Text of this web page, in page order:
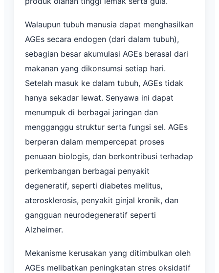
Walaupun tubuh manusia dapat menghasilkan
AGEs secara endogen (dari dalam tubuh),
sebagian besar akumulasi AGEs berasal dari
makanan yang dikonsumsi setiap hari.
Setelah masuk ke dalam tubuh, AGEs tidak
hanya sekadar lewat. Senyawa ini dapat
menumpuk di berbagai jaringan dan
mengganggu struktur serta fungsi sel. AGEs
berperan dalam mempercepat proses
penuaan biologis, dan berkontribusi terhadap
perkembangan berbagai penyakit
degeneratif, seperti diabetes melitus,
aterosklerosis, penyakit ginjal kronik, dan
gangguan neurodegeneratif seperti
Alzheimer.
Mekanisme kerusakan yang ditimbulkan oleh
AGEs melibatkan peningkatan stres oksidatif